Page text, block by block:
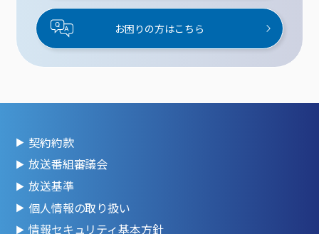
お困りの方はこちら
契約約款
放送番組審議会
放送基準
個人情報の取り扱い
情報セキュリティ基本方針